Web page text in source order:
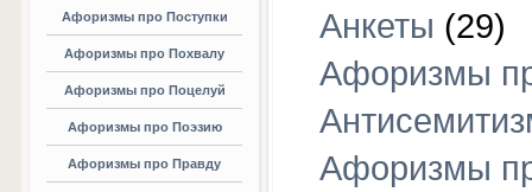
Афоризмы про Поступки
Афоризмы про Похвалу
Афоризмы про Поцелуй
Афоризмы про Поэзию
Афоризмы про Правду
Анкеты (29)
Афоризмы
Афоризмы